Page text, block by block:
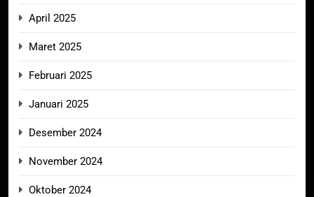
April 2025
Maret 2025
Februari 2025
Januari 2025
Desember 2024
November 2024
Oktober 2024